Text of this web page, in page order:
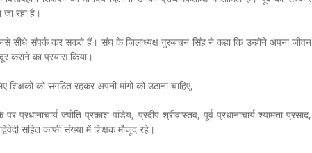
रहा है।
सीधे संपर्क कर सकते हैं। संघ के जिलाध्यक्ष गुरुबचन सिंह ने कहा कि उन्होंने अपना जीवन
कराने का प्रयास किया।
को संगठित रहकर अपनी मांगों को उठाना चाहिए,
ज्योति प्रकाश पांडेय, प्रदीप श्रीवास्तव, पूर्व प्रधानाचार्य श्यामता प्रसाद,
सहित काफी संख्या में शिक्षक मौजूद रहे।